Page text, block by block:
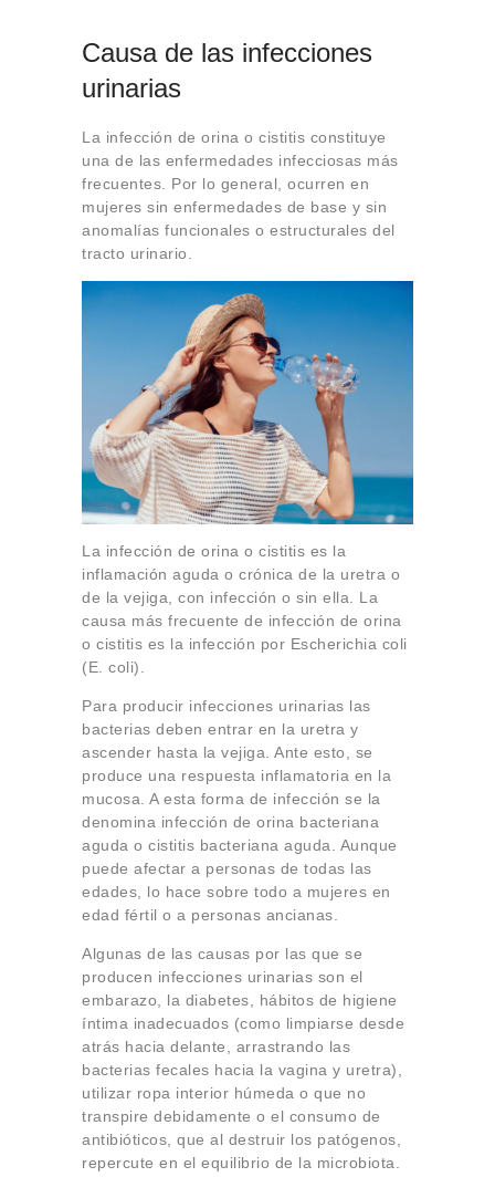
Causa de las infecciones
urinarias
La infección de orina o cistitis constituye
una de las enfermedades infecciosas más
frecuentes. Por lo general, ocurren en
mujeres sin enfermedades de base y sin
anomalías funcionales o estructurales del
tracto urinario.
La infección de orina o cistitis es la
inflamación aguda o crónica de la uretra o
de la vejiga, con infección o sin ella. La
causa más frecuente de infección de orina
o cistitis es la infección por Escherichia coli
(E. coli).
Para producir infecciones urinarias las
bacterias deben entrar en la uretra y
ascender hasta la vejiga. Ante esto, se
produce una respuesta inflamatoria en la
mucosa. A esta forma de infección se la
denomina infección de orina bacteriana
aguda o cistitis bacteriana aguda. Aunque
puede afectar a personas de todas las
edades, lo hace sobre todo a mujeres en
edad fértil o a personas ancianas.
Algunas de las causas por las que se
producen infecciones urinarias son el
embarazo, la diabetes, hábitos de higiene
íntima inadecuados (como limpiarse desde
atrás hacia delante, arrastrando las
bacterias fecales hacia la vagina y uretra),
utilizar ropa interior húmeda o que no
transpire debidamente o el consumo de
antibióticos, que al destruir los patógenos,
repercute en el equilibrio de la microbiota.